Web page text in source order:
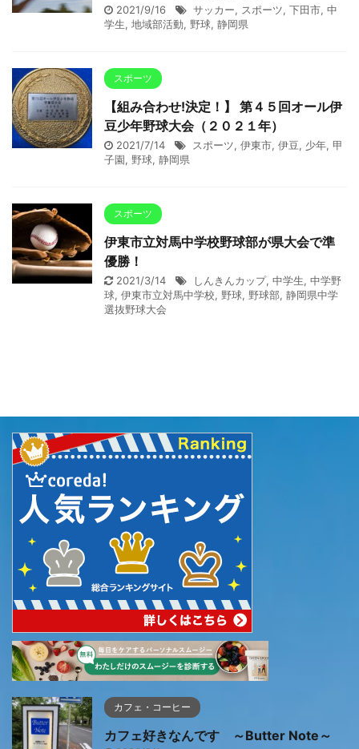
2021/9/16 サッカー, スポーツ, 下田市, 中
学生, 地域部活動, 野球, 静岡県
スポーツ
【組み合わせ!決定！】 第４５回オール伊
豆少年野球大会（２０２１年）
2021/7/14 スポーツ, 伊東市, 伊豆, 少年, 甲
子園, 野球, 静岡県
スポーツ
伊東市立対馬中学校野球部が県大会で準
優勝！
2021/3/14 しんきんカップ, 中学生, 中学野
球, 伊東市立対馬中学校, 野球, 野球部, 静岡県中学
選抜野球大会
カフェ・コーヒー
カフェ好きなんです ～Butter Note～